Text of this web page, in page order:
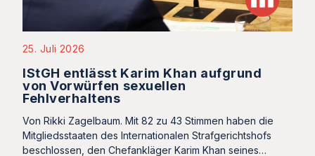
25. Juli 2026
IStGH entlässt Karim Khan aufgrund
von Vorwürfen sexuellen
Fehlverhaltens
Von Rikki Zagelbaum. Mit 82 zu 43 Stimmen haben die
Mitgliedsstaaten des Internationalen Strafgerichtshofs
beschlossen, den Chefankläger Karim Khan seines…